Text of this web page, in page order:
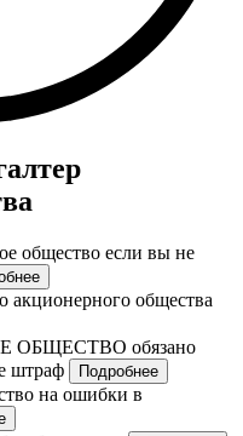
общество если вы не
акционерного общества
ОБЩЕСТВО обязано
штраф
Подробнее
на ошибки в